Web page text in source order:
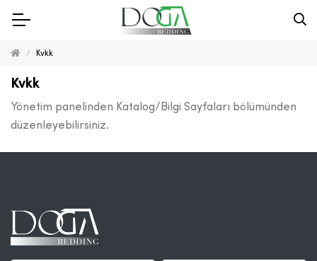
Kvkk
Kvkk
Yönetim panelinden Katalog/Bilgi Sayfaları bölümünden
düzenleyebilirsiniz.